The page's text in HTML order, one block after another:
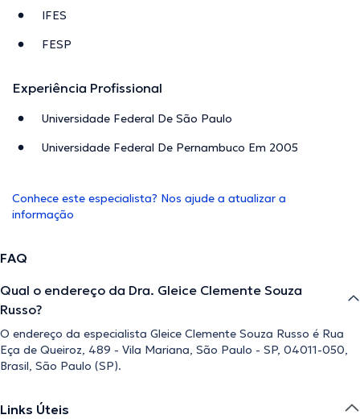
IFES
FESP
Experiência Profissional
Universidade Federal De São Paulo
Universidade Federal De Pernambuco Em 2005
Conhece este especialista? Nos ajude a atualizar a
informação
FAQ
Qual o endereço da Dra. Gleice Clemente Souza
Russo?
O endereço da especialista Gleice Clemente Souza Russo é Rua
Eça de Queiroz, 489 - Vila Mariana, São Paulo - SP, 04011-050,
Brasil, São Paulo (SP).
Links Úteis